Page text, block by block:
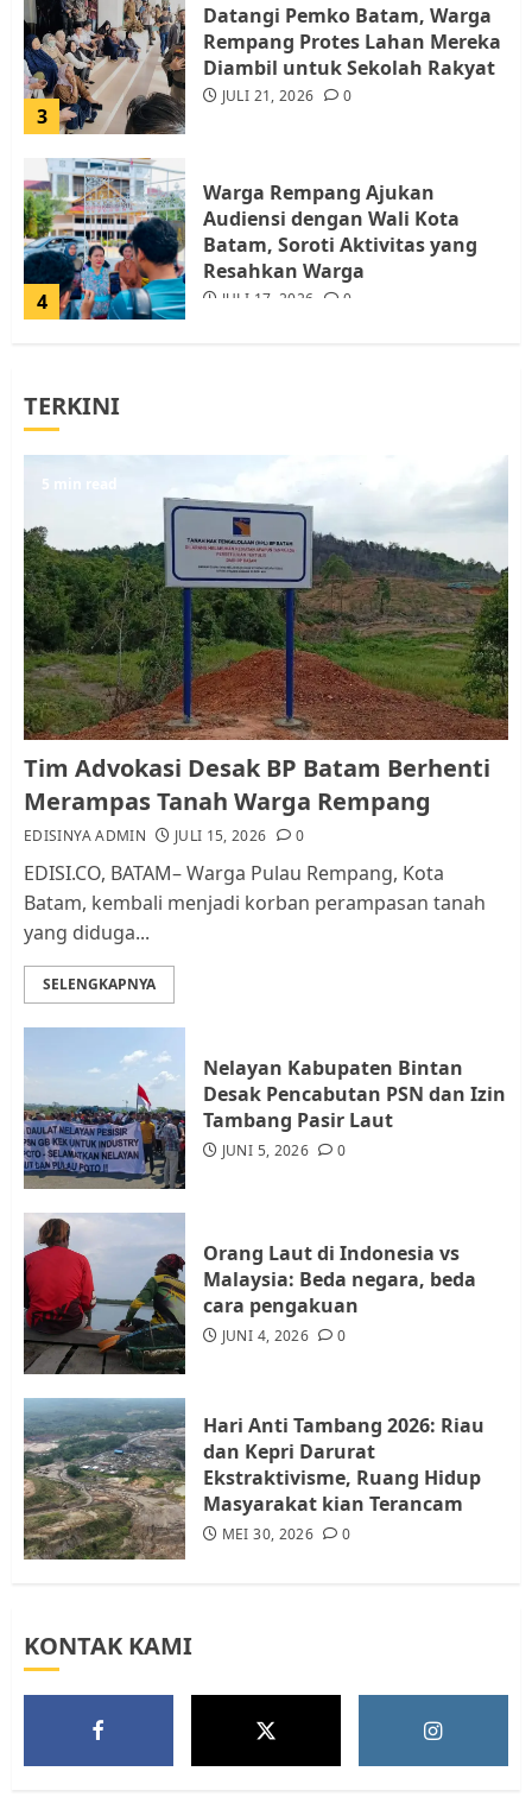
3
Datangi Pemko Batam, Warga
Rempang Protes Lahan Mereka
Diambil untuk Sekolah Rakyat
JULI 21, 2026 0
4
Warga Rempang Ajukan
Audiensi dengan Wali Kota
Batam, Soroti Aktivitas yang
Resahkan Warga
JULI 17, 2026 0
5
1
Pemko Batam Tegaskan RT dan
RW bukan Petugas Pendataan
dan Pemungutan Pajak
AGUSTUS 1, 2026 0
Kader Pajak jadi Penghubung
Pemerintah dan Masyarakat di
Lingkungan RT/RW
AGUSTUS 1, 2026
4
Warga Rempang Ajukan
Audiensi dengan Wali Kota
5
Tim Advokasi Desak BP Batam
Berhenti Merampas Tanah
TERKINI
5 min read
Tim Advokasi Desak BP Batam Berhenti
Merampas Tanah Warga Rempang
EDISINYA ADMIN JULI 15, 2026 0
EDISI.CO, BATAM– Warga Pulau Rempang, Kota
Batam, kembali menjadi korban perampasan tanah
yang diduga...
SELENGKAPNYA
Nelayan Kabupaten Bintan
Desak Pencabutan PSN dan Izin
Tambang Pasir Laut
JUNI 5, 2026 0
Orang Laut di Indonesia vs
Malaysia: Beda negara, beda
cara pengakuan
JUNI 4, 2026 0
Hari Anti Tambang 2026: Riau
dan Kepri Darurat
Ekstraktivisme, Ruang Hidup
Masyarakat kian Terancam
MEI 30, 2026 0
KONTAK KAMI